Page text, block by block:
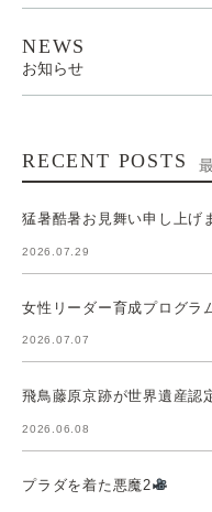
NEWS
お知らせ
RECENT POSTS
猛暑酷暑お見舞い申し上げ
2026.07.29
女性リーダー育成プログラ
2026.07.07
飛鳥藤原京跡が世界遺産認
2026.06.08
プラダを着た悪魔2